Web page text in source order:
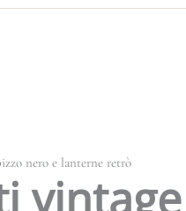
nero e lanterne retrò